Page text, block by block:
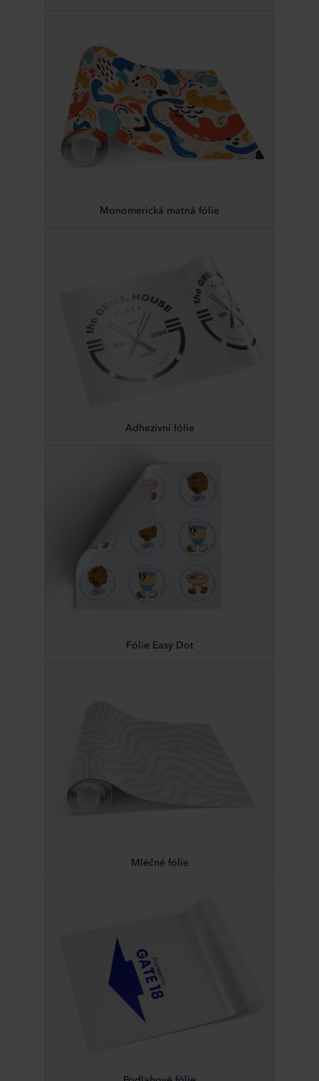
Monomerická matná fólie
Adhezivní fólie
Fólie Easy Dot
Mléčné fólie